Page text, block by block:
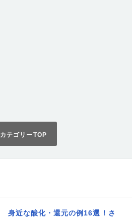
カテゴリーTOP
身近な酸化・還元の例16選！さ